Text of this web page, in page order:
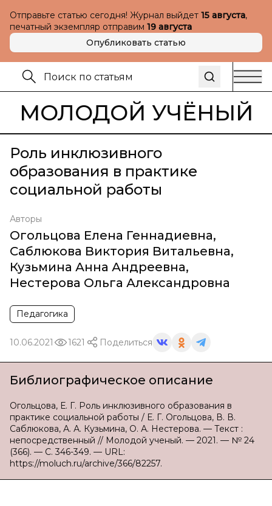
Отправьте статью сегодня! Журнал выйдет 15 августа,
печатный экземпляр отправим 19 августа
Опубликовать статью
МОЛОДОЙ УЧЁНЫЙ
Роль инклюзивного
образования в практике
социальной работы
Авторы
Огольцова Елена Геннадиевна,
Саблюкова Виктория Витальевна,
Кузьмина Анна Андреевна,
Нестерова Ольга Александровна
Педагогика
10.06.2021 1621 Поделиться
Библиографическое описание
Огольцова, Е. Г. Роль инклюзивного образования в
практике социальной работы / Е. Г. Огольцова, В. В.
Саблюкова, А. А. Кузьмина, О. А. Нестерова. — Текст :
непосредственный // Молодой ученый. — 2021. — № 24
(366). — С. 346-349. — URL:
https://moluch.ru/archive/366/82257.